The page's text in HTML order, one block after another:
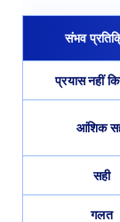
संभव
प्रयास नहीं
आंशिक
सही
गलत